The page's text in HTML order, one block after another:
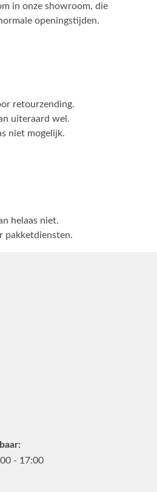
in onze showroom, die
openingstijden.
retourzending.
uiteraard wel.
niet mogelijk.
helaas niet.
pakketdiensten.
- 17:00